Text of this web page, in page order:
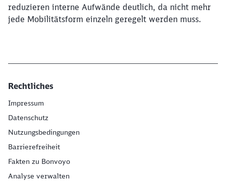
reduzieren interne Aufwände deutlich, da nicht mehr
jede Mobilitätsform einzeln geregelt werden muss.
Rechtliches
Impressum
Datenschutz
Nutzungsbedingungen
Barrierefreiheit
Fakten zu Bonvoyo
Analyse verwalten